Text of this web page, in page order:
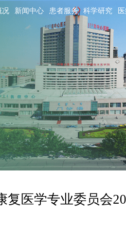
况 新闻中心 患者服务 科学研究
复医学专业委员会